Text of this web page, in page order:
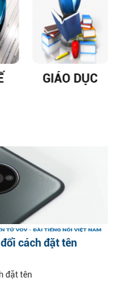
GIÁO DỤC
cách đặt tên
đặt tên